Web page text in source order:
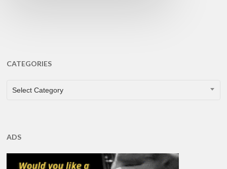
CATEGORIES
CATEGORIES
Select Category
ADS